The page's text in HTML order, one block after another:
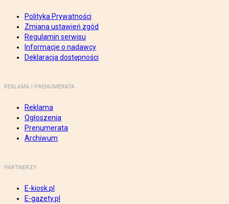
Polityka Prywatności
Zmiana ustawień zgód
Regulamin serwisu
Informacje o nadawcy
Deklaracja dostępności
REKLAMA I PRENUMERATA
Reklama
Ogłoszenia
Prenumerata
Archiwum
PARTNERZY
E-kiosk.pl
E-gazety.pl